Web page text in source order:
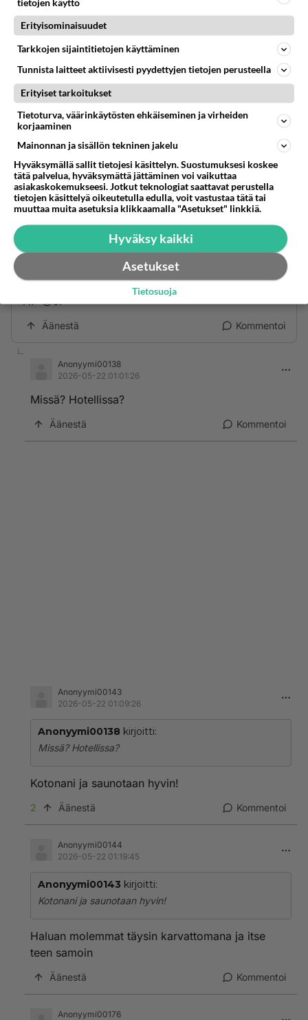
Anonyymi00305
2026-07-14 12:04:17
Anonyymi00136kirjoitti:
Olet kuuma, kun kieltäydyt! Nami!
Jo vähän vanha ketju mut keskustelijat tässäkin
ketjussa näyttää olevan teinejä ….. taas!
Teineille oo ihan omia keskustelupalstoja pilvin
pimein menkää sinne tää on aikuisille.
2026-05-19 22:08:25
HP 😍JF
Äänestä Kommentoi
Anonyymi00138
2026-05-22 01:01:26
Missä? Hotellissa?
Äänestä Kommentoi
Anonyymi00143
2026-05-22 01:09:26
Anonyymi00138 kirjoitti:
Missä? Hotellissa?
Kotonani ja saunotaan hyvin!
2 Äänestä Kommentoi
Anonyymi00144
2026-05-22 01:19:45
Anonyymi00143 kirjoitti:
Kotonani ja saunotaan hyvin!
Haluan molemmat täysin karvattomana ja itse
teen samoin
Äänestä Kommentoi
Anonyymi00176
tietojen käyttö
Erityisominaisuudet
Tarkkojen sijaintitietojen käyttäminen
Tunnista laitteet aktiivisesti pyydettyjen tietojen perusteella
Erityiset tarkoitukset
Tietoturva, väärinkäytösten ehkäiseminen ja virheiden
korjaaminen
Mainonnan ja sisällön tekninen jakelu
Hyväksymällä sallit tietojesi käsittelyn. Suostumuksesi koskee
tätä palvelua, hyväksymättä jättäminen voi vaikuttaa
asiakaskokemukseesi. Jotkut teknologiat saattavat perustella
tietojen käsittelyä oikeutetulla edulla, voit vastustaa tätä tai
muuttaa muita asetuksia klikkaamalla "Asetukset" linkkiä.
Hyväksy kaikki
Asetukset
Tietosuoja